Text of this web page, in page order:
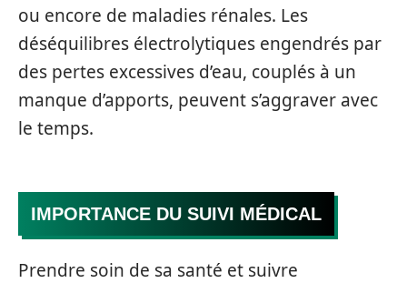
ou encore de maladies rénales. Les
déséquilibres électrolytiques engendrés par
des pertes excessives d’eau, couplés à un
manque d’apports, peuvent s’aggraver avec
le temps.
IMPORTANCE DU SUIVI MÉDICAL
Prendre soin de sa santé et suivre